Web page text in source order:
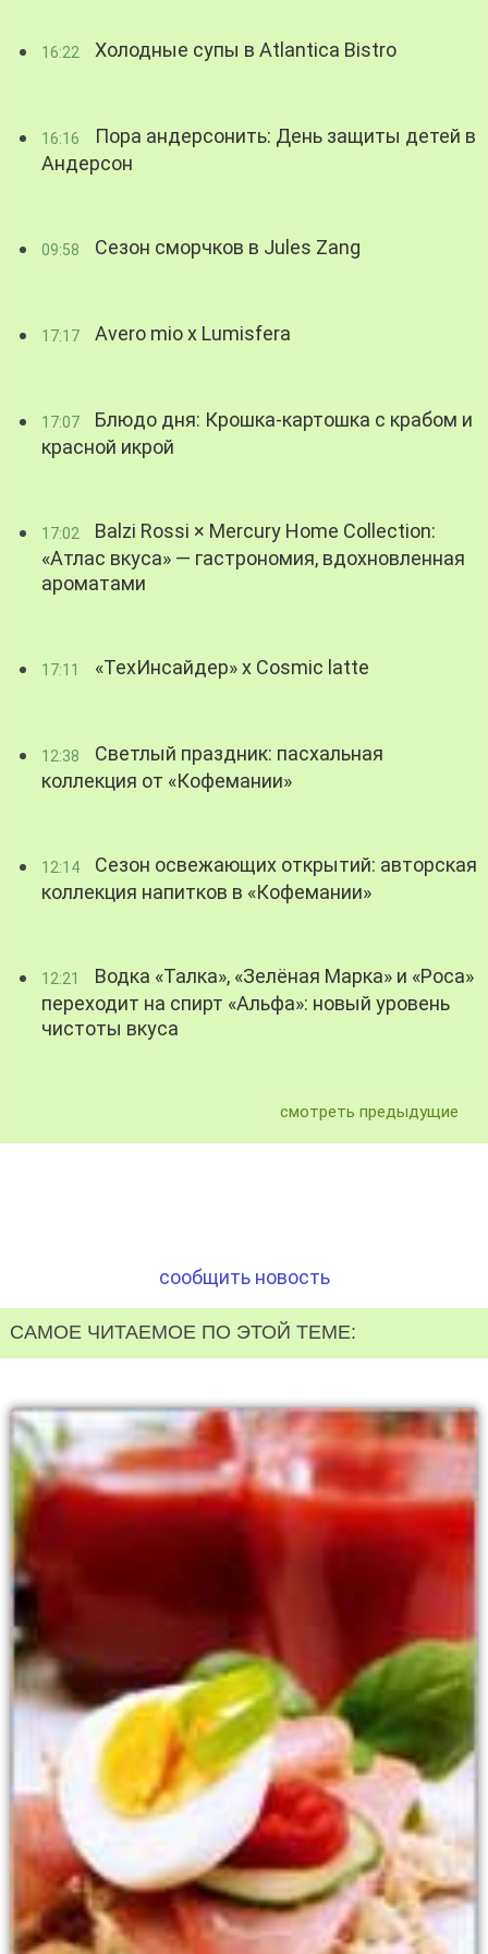
16:22 Холодные супы в Atlantica Bistro
16:16
Пора андерсонить: День защиты детей в
Андерсон
09:58 Сезон сморчков в Jules Zang
17:17 Avero mio x Lumisfera
17:07
Блюдо дня: Крошка-картошка с крабом и
красной икрой
17:02
Balzi Rossi × Mercury Home Collection:
«Атлас вкуса» — гастрономия, вдохновленная
ароматами
17:11 «ТехИнсайдер» х Cosmic latte
12:38
Светлый праздник: пасхальная
коллекция от «Кофемании»
12:14
Сезон освежающих открытий: авторская
коллекция напитков в «Кофемании»
12:21
Водка «Талка», «Зелёная Марка» и «Роса»
переходит на спирт «Альфа»: новый уровень
чистоты вкуса
смотреть предыдущие
сообщить новость
САМОЕ ЧИТАЕМОЕ ПО ЭТОЙ ТЕМЕ: